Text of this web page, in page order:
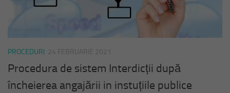
PROCEDURI 24 FEBRUARIE 2021
Procedura de sistem Interdicții după
încheierea angajării in instuțiile publice